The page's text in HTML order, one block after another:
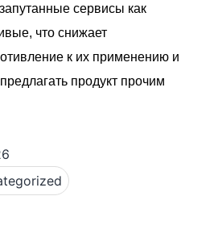
сервисы как
что снижает
к их применению и
продукт прочим